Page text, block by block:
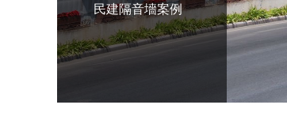
民建隔音墻案例